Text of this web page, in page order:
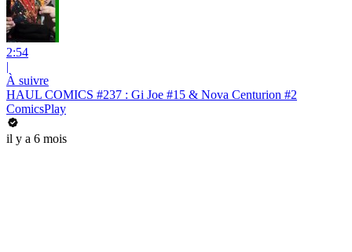
2:54
|
À suivre
HAUL COMICS #237 : Gi Joe #15 & Nova Centurion #2
ComicsPlay
il y a 6 mois